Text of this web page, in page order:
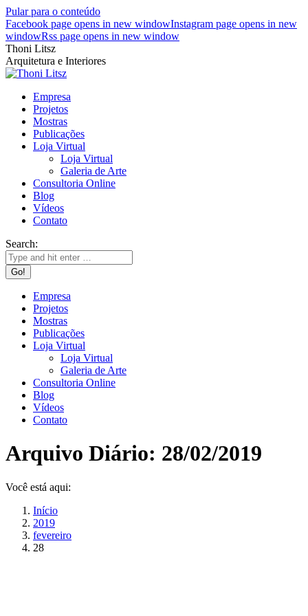
Pular para o conteúdo
Facebook page opens in new windowInstagram page opens in new
windowRss page opens in new window
Thoni Litsz
Arquitetura e Interiores
Empresa
Projetos
Mostras
Publicações
Loja Virtual
Loja Virtual
Galeria de Arte
Consultoria Online
Blog
Vídeos
Contato
Search:
Empresa
Projetos
Mostras
Publicações
Loja Virtual
Loja Virtual
Galeria de Arte
Consultoria Online
Blog
Vídeos
Contato
Arquivo Diário: 28/02/2019
Você está aqui:
Início
2019
fevereiro
28